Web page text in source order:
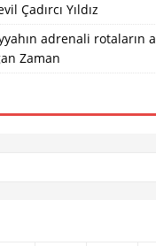
Çadırcı Yıldız
adrenali rotaların
Zaman